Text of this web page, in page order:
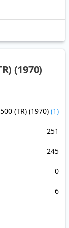
(1970)
(TR) (1970) (1)
251
245
0
6